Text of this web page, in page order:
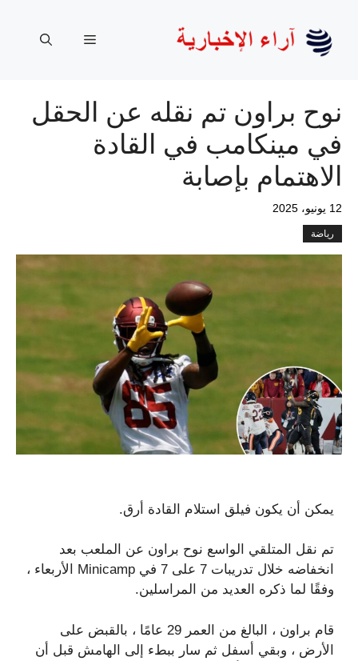
المحتوى
القائمة
نوح براون تم نقله عن الحقل
في مينكامب في القادة
الاهتمام بإصابة
12 يونيو، 2025
رياضة
يمكن أن يكون فيلق استلام القادة أرق.
تم نقل المتلقي الواسع نوح براون عن الملعب بعد
انخفاضه خلال تدريبات 7 على 7 في Minicamp الأربعاء ،
وفقًا لما ذكره العديد من المراسلين.
قام براون ، البالغ من العمر 29 عامًا ، بالقبض على
الأرض ، وبقي أسفل ثم سار ببطء إلى الهامش قبل أن